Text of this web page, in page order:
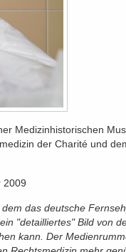
Medizinhistorischen
der Charité und
2009
das deutsche
"detailliertes" Bild von
kann. Der